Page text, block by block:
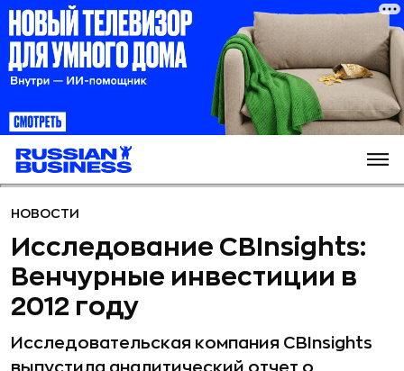
НОВОСТИ
Исследование CBInsights:
Венчурные инвестиции в
2012 году
Исследовательская компания CBInsights
выпустила аналитический отчет о